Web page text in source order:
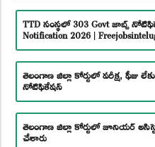
TTD సంస్థలో 303 Govt జాబ్స్
Notification 2026 |
తెలంగాణ జిల్లా కోర్టులో పరీక్ష, ఫీజు
నోటిఫికేషన్
తెలంగాణ జిల్లా కోర్టులో జూనియర్
చేశారు